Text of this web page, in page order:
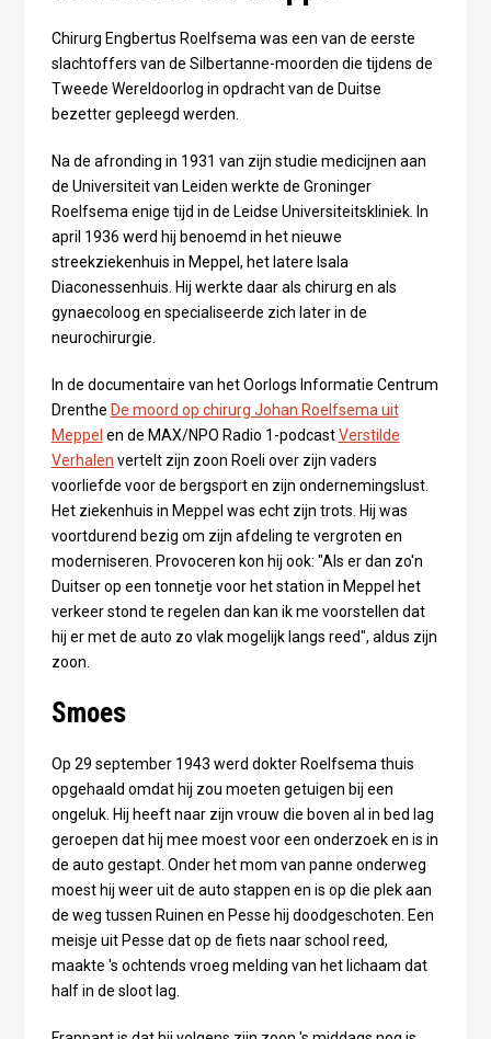
Chirurg Engbertus Roelfsema was een van de eerste
slachtoffers van de Silbertanne-moorden die tijdens de
Tweede Wereldoorlog in opdracht van de Duitse
bezetter gepleegd werden.
Na de afronding in 1931 van zijn studie medicijnen aan
de Universiteit van Leiden werkte de Groninger
Roelfsema enige tijd in de Leidse Universiteitskliniek. In
april 1936 werd hij benoemd in het nieuwe
streekziekenhuis in Meppel, het latere Isala
Diaconessenhuis. Hij werkte daar als chirurg en als
gynaecoloog en specialiseerde zich later in de
neurochirurgie.
In de documentaire van het Oorlogs Informatie Centrum
Drenthe De moord op chirurg Johan Roelfsema uit
Meppel en de MAX/NPO Radio 1-podcastVerstilde
Verhalen vertelt zijn zoon Roeli over zijn vaders
voorliefde voor de bergsport en zijn ondernemingslust.
Het ziekenhuis in Meppel was echt zijn trots. Hij was
voortdurend bezig om zijn afdeling te vergroten en
moderniseren. Provoceren kon hij ook: "Als er dan zo'n
Duitser op een tonnetje voor het station in Meppel het
verkeer stond te regelen dan kan ik me voorstellen dat
hij er met de auto zo vlak mogelijk langs reed", aldus zijn
zoon.
Smoes
Op 29 september 1943 werd dokter Roelfsema thuis
opgehaald omdat hij zou moeten getuigen bij een
ongeluk. Hij heeft naar zijn vrouw die boven al in bed lag
geroepen dat hij mee moest voor een onderzoek en is in
de auto gestapt. Onder het mom van panne onderweg
moest hij weer uit de auto stappen en is op die plek aan
de weg tussen Ruinen en Pesse hij doodgeschoten. Een
meisje uit Pesse dat op de fiets naar school reed,
maakte 's ochtends vroeg melding van het lichaam dat
half in de sloot lag.